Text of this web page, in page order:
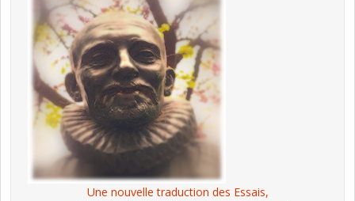
Une nouvelle traduction des Essais,